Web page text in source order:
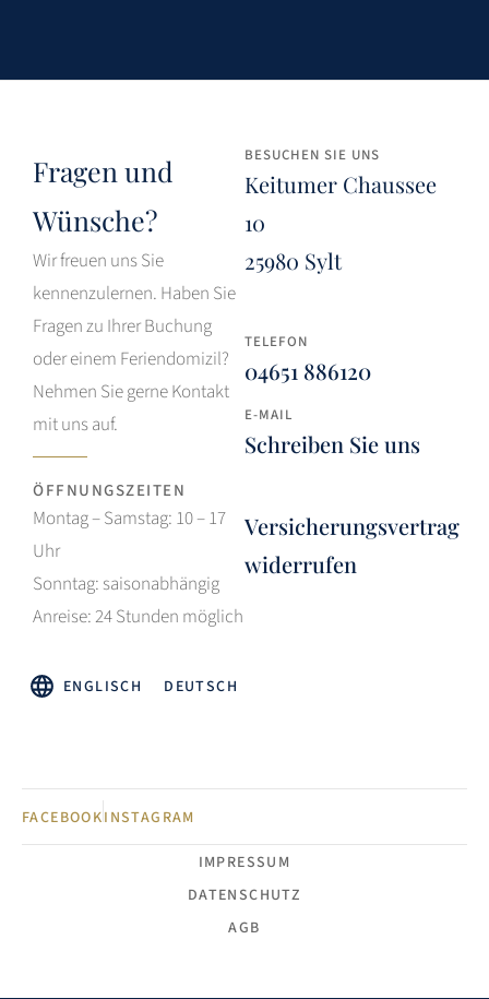
Fragen und
Wünsche?
Wir freuen uns Sie
kennenzulernen. Haben Sie
Fragen zu Ihrer Buchung
oder einem Feriendomizil?
Nehmen Sie gerne Kontakt
mit uns auf.
ÖFFNUNGSZEITEN
Montag – Samstag: 10 – 17
Uhr
Sonntag: saisonabhängig
Anreise: 24 Stunden möglich
BESUCHEN SIE UNS
Keitumer Chaussee
10
25980 Sylt
TELEFON
04651 886120
E-MAIL
Schreiben Sie uns
Versicherungsvertrag
widerrufen
ENGLISCH DEUTSCH
FACEBOOKINSTAGRAM
IMPRESSUM
DATENSCHUTZ
AGB